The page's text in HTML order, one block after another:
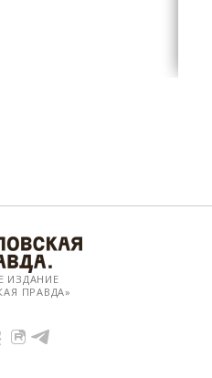
ИЗДАНИЕ
ПРАВДА»